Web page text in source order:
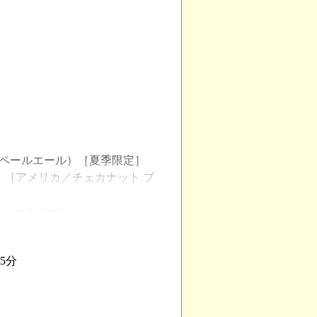
ルエール）［夏季限定］
アメリカ／チェカナット ブ
ールエール）
季節限定］
ウト）
分